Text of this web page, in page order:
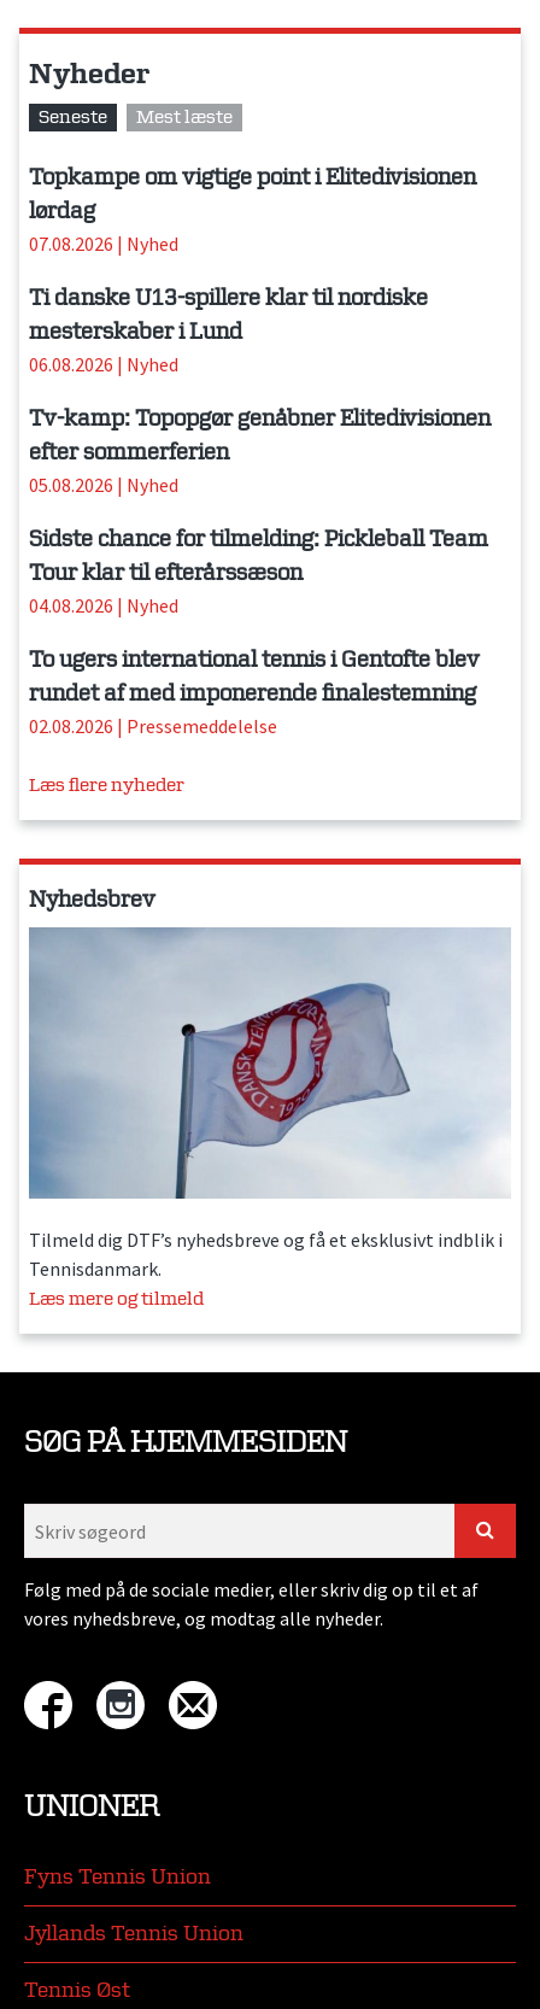
Nyheder
Seneste Mest læste
Topkampe om vigtige point i Elitedivisionen
lørdag
07.08.2026 | Nyhed
Ti danske U13-spillere klar til nordiske
mesterskaber i Lund
06.08.2026 | Nyhed
Tv-kamp: Topopgør genåbner Elitedivisionen
efter sommerferien
05.08.2026 | Nyhed
Sidste chance for tilmelding: Pickleball Team
Tour klar til efterårssæson
04.08.2026 | Nyhed
To ugers international tennis i Gentofte blev
rundet af med imponerende finalestemning
02.08.2026 | Pressemeddelelse
Læs flere nyheder
Nyhedsbrev
Tilmeld dig DTF’s nyhedsbreve og få et eksklusivt indblik i
Tennisdanmark.
Læs mere og tilmeld
SØG PÅ HJEMMESIDEN
Følg med på de sociale medier, eller skriv dig op til et af
vores nyhedsbreve, og modtag alle nyheder.
UNIONER
Fyns Tennis Union
Jyllands Tennis Union
Tennis Øst